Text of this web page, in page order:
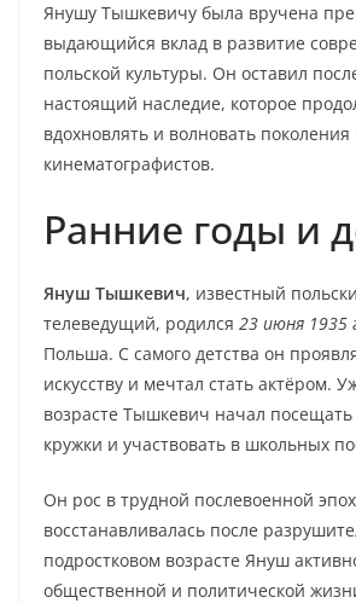
Янушу Тышкевичу была вручена
выдающийся вклад в развитие
польской культуры. Он оставил
настоящий наследие, которое
вдохновлять и волновать
кинематографистов.
Ранние годы и
Януш Тышкевич, известный
телеведущий, родился 23 июня 1935
Польша. С самого детства он
искусству и мечтал стать актёром.
возрасте Тышкевич начал
кружки и участвовать в школьных
Он рос в трудной послевоенной
восстанавливалась после
подростковом возрасте Януш
общественной и политической